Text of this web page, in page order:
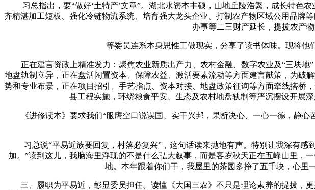
习总指出，要“做好‘土特产’文章”。湖北水资本丰硕，山地丘陵浩繁，成长特色
齐精湛加工短板、强化冷链物流系统、培育强大龙头企业、打制农产物区域公用品牌
办事等二三财产延长，提拔农产
等委员连系本身思惟工做现实，分享了读书体味。现将他
正在建言资政上精准发力：聚焦农业新质出产力、农村金融、数字农业及“三块地
地盘轨制立异，正在盘活闲置资本、保障农益、激活要素流动等方面建言献策，为破
势和专业布景，正在项目招引、手艺指点、资本对接、地盘政策征询等方面牵线搭桥
县工程实施，环绕粮食平安、生态及农村地盘轨制等严沉摆设开展
《进修读本》要求我们“服膺空口说误国、实干兴邦，果断决心、一心一德，静心
习总说“平易近族要回复，村落必复兴”，这句话读来抛地有声。特别让我深有感
加。”读到这儿，我脑海里浮现的不是什么弘大叙事，而是客岁秋天正在五峰山里，
地。本年跟着你们干，我屋里的茶园多挣了五千块，心里
三、履职为平易近，彰显委员担任。读懂《大国三农》不只是理论素养的提拔，